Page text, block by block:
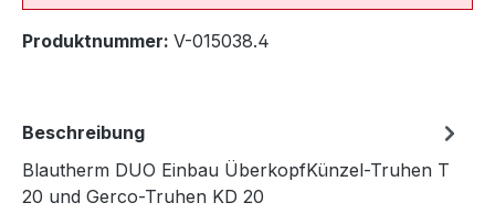
Produktnummer: V-015038.4
Beschreibung
Blautherm DUO Einbau ÜberkopfKünzel-Truhen T
20 und Gerco-Truhen KD 20